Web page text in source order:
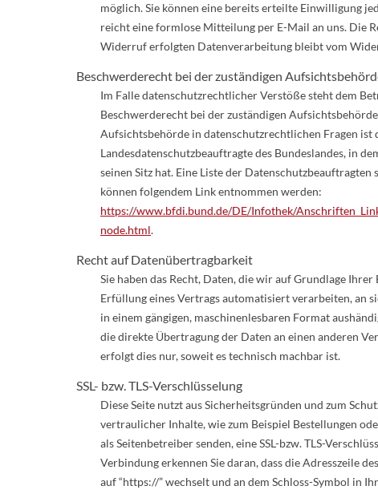
möglich. Sie können eine bereits erteilte Einwilligung
reicht eine formlose Mitteilung per E-Mail an uns. Die
Widerruf erfolgten Datenverarbeitung bleibt vom
Beschwerderecht bei der zuständigen
Im Falle datenschutzrechtlicher Verstöße steht dem
Beschwerderecht bei der zuständigen
Aufsichtsbehörde in datenschutzrechtlichen Fragen ist
Landesdatenschutzbeauftragte des Bundeslandes, in
seinen Sitz hat. Eine Liste der
können folgendem Link entnommen werden:
https://www.bfdi.bund.de/DE/Infothek/
node.html.
Recht auf Datenübertragbarkeit
Sie haben das Recht, Daten, die wir auf Grundlage
Erfüllung eines Vertrags automatisiert verarbeiten, an
in einem gängigen, maschinenlesbaren Format
die direkte Übertragung der Daten an einen anderen
erfolgt dies nur, soweit es technisch machbar ist.
SSL- bzw. TLS-Verschlüsselung
Diese Seite nutzt aus Sicherheitsgründen und zum
vertraulicher Inhalte, wie zum Beispiel Bestellungen
als Seitenbetreiber senden, eine SSL-bzw. TLS-
Verbindung erkennen Sie daran, dass die Adresszeile
auf “https://” wechselt und an dem Schloss-Symbol in